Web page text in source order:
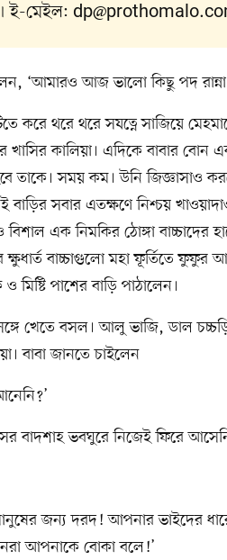
ই-মেইল:
‘আমারও আজ ভালো কিছু পদ রান্না
করে থরে থরে সযত্নে সাজিয়ে
কালিয়া। এদিকে বাবার বোন
তাকে। সময় কম। উনি জিজ্ঞাসাও
সবার এতক্ষণে নিশ্চয়
এক নিমকির ঠোঙ্গা বাচ্চাদের
বাচ্চাগুলো মহা ফূর্তিতে ফুফুর
পাশের বাড়ি পাঠালেন।
খেতে বসল। আলু ভাজি, ডাল
বাবা জানতে চাইলেন
বাদশাহ ভবঘুরে নিজেই ফিরে
জন্য দরদ! আপনার ভাইদের
আপনাকে বোকা বলে!’